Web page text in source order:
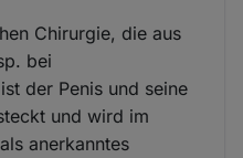
Chirurgie, die aus
bei
der Penis und seine
und wird im
anerkanntes